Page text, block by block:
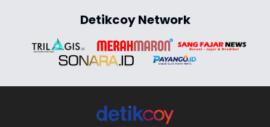
Detikcoy Network